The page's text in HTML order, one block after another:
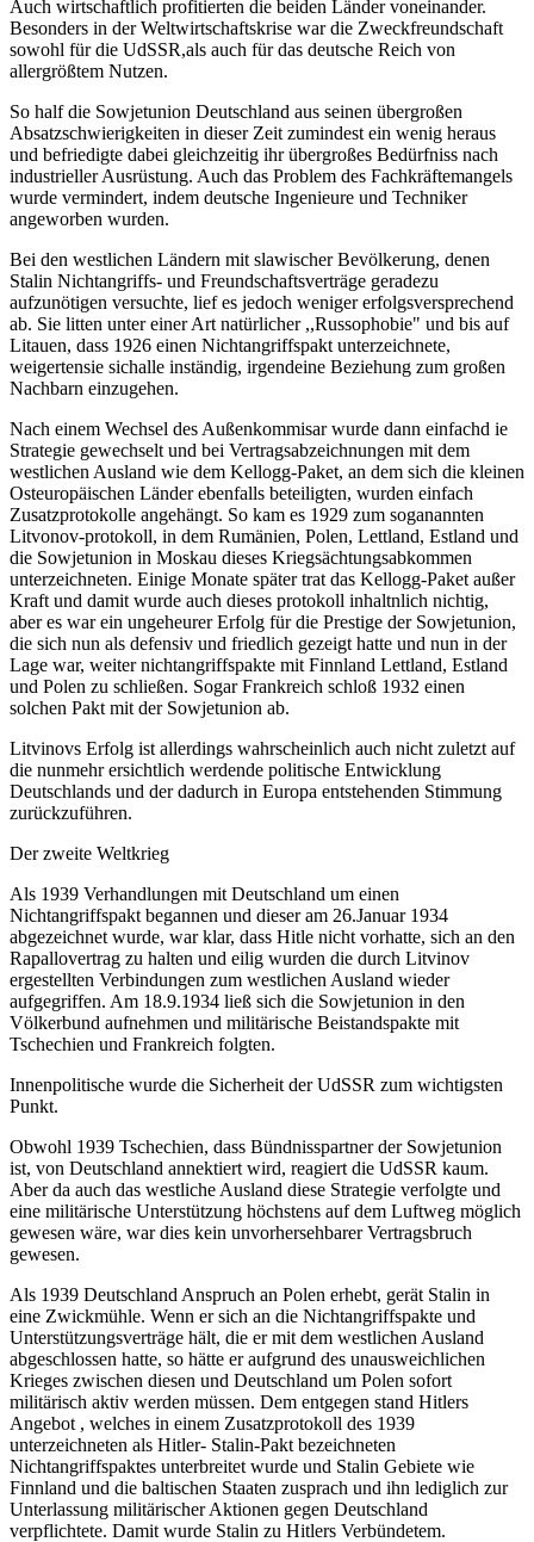
Auch wirtschaftlich profitierten die beiden Länder voneinander.
Besonders in der Weltwirtschaftskrise war die Zweckfreundschaft
sowohl für die UdSSR,als auch für das deutsche Reich von
allergrößtem Nutzen.
So half die Sowjetunion Deutschland aus seinen übergroßen
Absatzschwierigkeiten in dieser Zeit zumindest ein wenig heraus
und befriedigte dabei gleichzeitig ihr übergroßes Bedürfniss nach
industrieller Ausrüstung. Auch das Problem des Fachkräftemangels
wurde vermindert, indem deutsche Ingenieure und Techniker
angeworben wurden.
Bei den westlichen Ländern mit slawischer Bevölkerung, denen
Stalin Nichtangriffs- und Freundschaftsverträge geradezu
aufzunötigen versuchte, lief es jedoch weniger erfolgsversprechend
ab. Sie litten unter einer Art natürlicher ,,Russophobie" und bis auf
Litauen, dass 1926 einen Nichtangriffspakt unterzeichnete,
weigertensie sichalle inständig, irgendeine Beziehung zum großen
Nachbarn einzugehen.
Nach einem Wechsel des Außenkommisar wurde dann einfachd ie
Strategie gewechselt und bei Vertragsabzeichnungen mit dem
westlichen Ausland wie dem Kellogg-Paket, an dem sich die kleinen
Osteuropäischen Länder ebenfalls beteiligten, wurden einfach
Zusatzprotokolle angehängt. So kam es 1929 zum soganannten
Litvonov-protokoll, in dem Rumänien, Polen, Lettland, Estland und
die Sowjetunion in Moskau dieses Kriegsächtungsabkommen
unterzeichneten. Einige Monate später trat das Kellogg-Paket außer
Kraft und damit wurde auch dieses protokoll inhaltnlich nichtig,
aber es war ein ungeheurer Erfolg für die Prestige der Sowjetunion,
die sich nun als defensiv und friedlich gezeigt hatte und nun in der
Lage war, weiter nichtangriffspakte mit Finnland Lettland, Estland
und Polen zu schließen. Sogar Frankreich schloß 1932 einen
solchen Pakt mit der Sowjetunion ab.
Litvinovs Erfolg ist allerdings wahrscheinlich auch nicht zuletzt auf
die nunmehr ersichtlich werdende politische Entwicklung
Deutschlands und der dadurch in Europa entstehenden Stimmung
zurückzuführen.
Der zweite Weltkrieg
Als 1939 Verhandlungen mit Deutschland um einen
Nichtangriffspakt begannen und dieser am 26.Januar 1934
abgezeichnet wurde, war klar, dass Hitle nicht vorhatte, sich an den
Rapallovertrag zu halten und eilig wurden die durch Litvinov
ergestellten Verbindungen zum westlichen Ausland wieder
aufgegriffen. Am 18.9.1934 ließ sich die Sowjetunion in den
Völkerbund aufnehmen und militärische Beistandspakte mit
Tschechien und Frankreich folgten.
Innenpolitische wurde die Sicherheit der UdSSR zum wichtigsten
Punkt.
Obwohl 1939 Tschechien, dass Bündnisspartner der Sowjetunion
ist, von Deutschland annektiert wird, reagiert die UdSSR kaum.
Aber da auch das westliche Ausland diese Strategie verfolgte und
eine militärische Unterstützung höchstens auf dem Luftweg möglich
gewesen wäre, war dies kein unvorhersehbarer Vertragsbruch
gewesen.
Als 1939 Deutschland Anspruch an Polen erhebt, gerät Stalin in
eine Zwickmühle. Wenn er sich an die Nichtangriffspakte und
Unterstützungsverträge hält, die er mit dem westlichen Ausland
abgeschlossen hatte, so hätte er aufgrund des unausweichlichen
Krieges zwischen diesen und Deutschland um Polen sofort
militärisch aktiv werden müssen. Dem entgegen stand Hitlers
Angebot , welches in einem Zusatzprotokoll des 1939
unterzeichneten als Hitler- Stalin-Pakt bezeichneten
Nichtangriffspaktes unterbreitet wurde und Stalin Gebiete wie
Finnland und die baltischen Staaten zusprach und ihn lediglich zur
Unterlassung militärischer Aktionen gegen Deutschland
verpflichtete. Damit wurde Stalin zu Hitlers Verbündetem.